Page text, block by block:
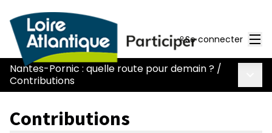
Se connecter
Nantes-Pornic : quelle route pour demain ? /
Contributions
Contributions